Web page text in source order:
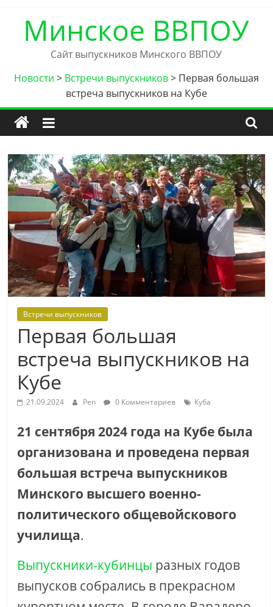
contentМинское ВВПОУ
Сайт выпускников Минского ВВПОУ
Новости > Встречи выпускников> Первая большая
встреча выпускников на Кубе
Встречи выпускников
Первая большая
встреча выпускников на
Кубе
21.09.2024 Pen 0 Комментариев Куба
21 сентября 2024 года на Кубе была
организована и проведена первая
большая встреча выпускников
Минского высшего военно-
политического общевойскового
училища.
Выпускники-кубинцы разных годов
выпусков собрались в прекрасном